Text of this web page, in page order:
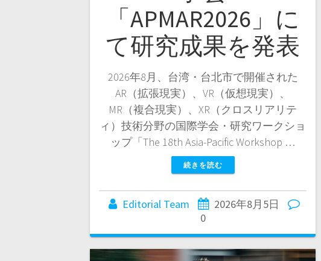
「APMAR2026」に
て研究成果を発表
2026年8月、台湾・台北市で開催された
AR（拡張現実）、VR（仮想現実）、
MR（複合現実）、XR（クロスリアリテ
ィ）技術分野の国際学会・研究ワークショ
ップ「The 18th Asia-Pacific Workshop …
続きを読む
Editorial Team
2026年8月5日
0